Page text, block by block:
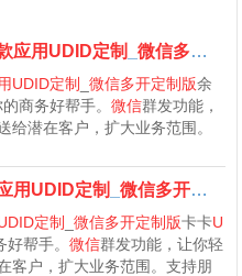
应用UDID定制 _微信多开定制版
UDID定制 _微信多开定制版余
商务好帮手。微信群发功能，
给潜在客户，扩大业务范围。
用UDID定制 _微信多开定制版
定制 _微信多开定制版卡卡U
好帮手。微信群发功能，让你轻
客户，扩大业务范围。支持朋